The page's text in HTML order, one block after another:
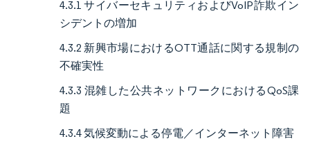
4.3.1 サイバーセキュリティおよびVoIP詐欺イン
シデントの増加
4.3.2 新興市場におけるOTT通話に関する規制の
不確実性
4.3.3 混雑した公共ネットワークにおけるQoS課
題
4.3.4 気候変動による停電／インターネット障害